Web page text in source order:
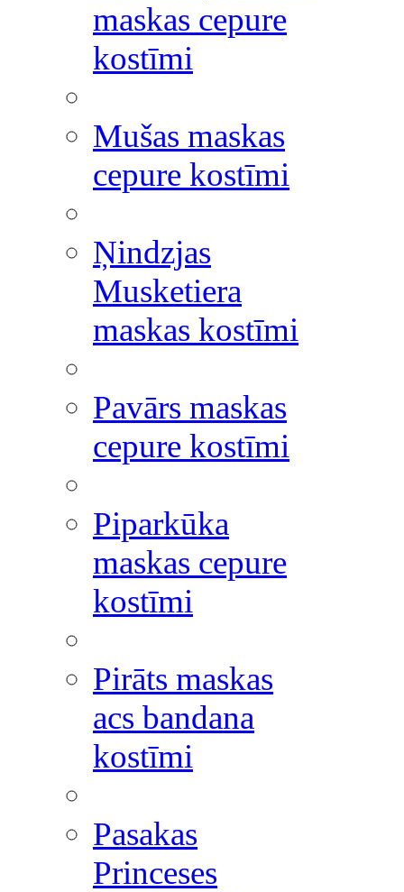
maskas cepure
kostīmi
Mušas maskas
cepure kostīmi
Ņindzjas
Musketiera
maskas kostīmi
Pavārs maskas
cepure kostīmi
Piparkūka
maskas cepure
kostīmi
Pirāts maskas
acs bandana
kostīmi
Pasakas
Princeses